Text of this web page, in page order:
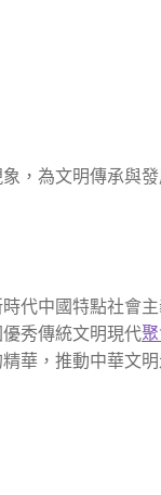
，為文明傳承與
代中國特點社會
秀傳統文明現代
華，推動中華文